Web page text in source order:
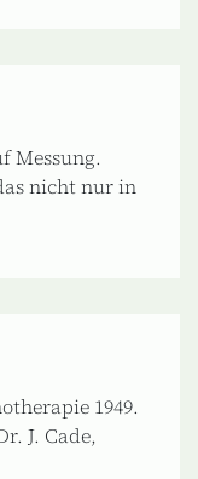
Messung.
nicht nur in
1949.
J. Cade,